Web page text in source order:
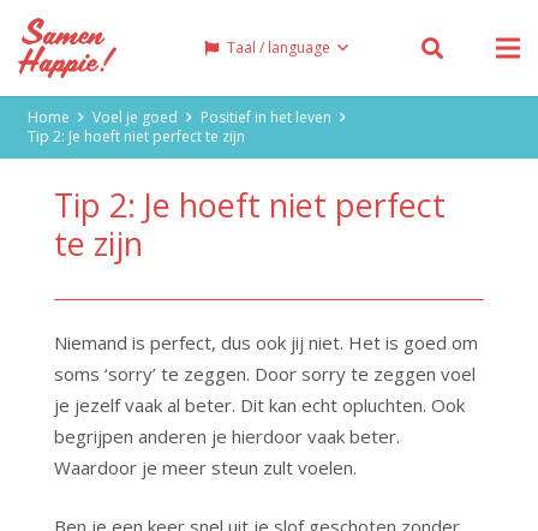
Taal / language
Home Voel je goed
Positief in het leven
Tip 2: Je hoeft niet perfect te zijn
Tip 2: Je hoeft niet perfect
te zijn
Niemand is perfect, dus ook jij niet. Het is goed om
soms ‘sorry’ te zeggen. Door sorry te zeggen voel
je jezelf vaak al beter. Dit kan echt opluchten. Ook
begrijpen anderen je hierdoor vaak beter.
Waardoor je meer steun zult voelen.
Ben je een keer snel uit je slof geschoten zonder